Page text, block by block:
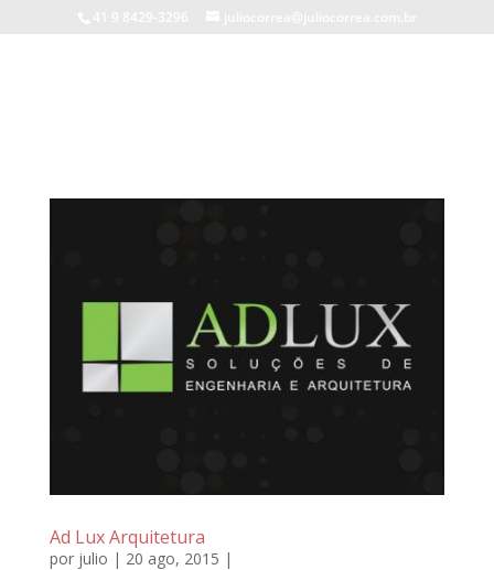
Ad Lux Arquitetura
por julio | 20 ago, 2015 |